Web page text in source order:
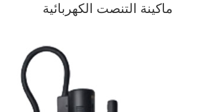
ماكينة التنصت الكهربائية